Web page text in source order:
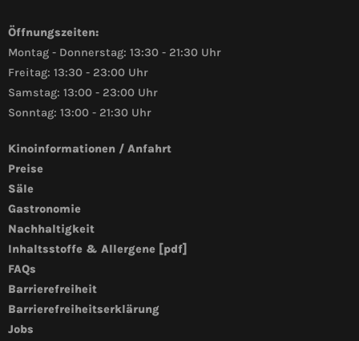
Öffnungszeiten:
Montag - Donnerstag: 13:30 - 21:30 Uhr
Freitag: 13:30 - 23:00 Uhr
Samstag: 13:00 - 23:00 Uhr
Sonntag: 13:00 - 21:30 Uhr
Kinoinformationen / Anfahrt
Preise
Säle
Gastronomie
Nachhaltigkeit
Inhaltsstoffe & Allergene [pdf]
FAQs
Barrierefreiheit
Barrierefreiheitserklärung
Jobs